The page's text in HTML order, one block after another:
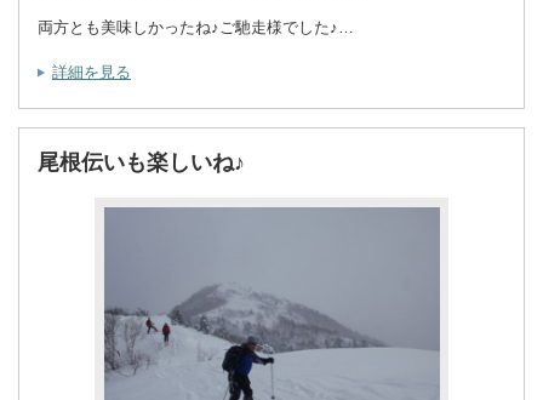
両方とも美味しかったね♪ご馳走様でした♪…
詳細を見る
尾根伝いも楽しいね♪